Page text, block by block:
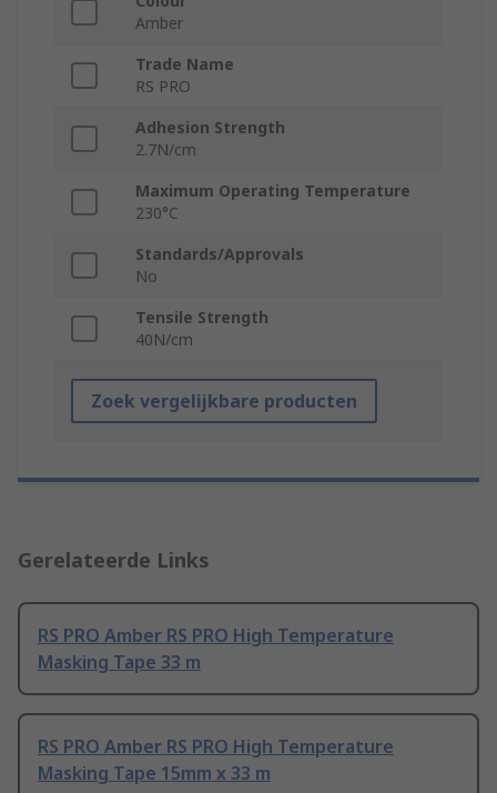
Amber
Trade Name
RS PRO
Adhesion Strength
2.7N/cm
Maximum Operating Temperature
230°C
Standards/Approvals
No
Tensile Strength
40N/cm
Zoek vergelijkbare producten
Gerelateerde Links
RS PRO Amber RS PRO High Temperature
Masking Tape 33 m
RS PRO Amber RS PRO High Temperature
Masking Tape 15mm x 33 m